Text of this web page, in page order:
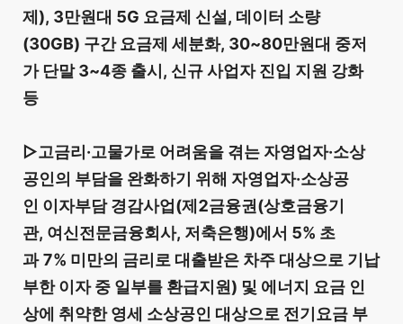
제), 3만원대 5G 요금제 신설, 데이터 소량
(30GB) 구간 요금제 세분화, 30~80만원대 중저
가 단말 3~4종 출시, 신규 사업자 진입 지원 강화
등
▷고금리·고물가로 어려움을 겪는 자영업자·소상
공인의 부담을 완화하기 위해 자영업자·소상공
인 이자부담 경감사업(제2금융권(상호금융기
관, 여신전문금융회사, 저축은행)에서 5% 초
과 7% 미만의 금리로 대출받은 차주 대상으로 기납
부한 이자 중 일부를 환급지원) 및 에너지 요금 인
상에 취약한 영세 소상공인 대상으로 전기요금 부